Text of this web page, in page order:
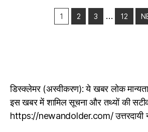
1 2 3 … 12
डिस्क्लेमर (अस्वीकरण): ये खबर लोक
इस खबर में शामिल सूचना और तथ्यों की
https://newandolder.com/ उत्तरदायी